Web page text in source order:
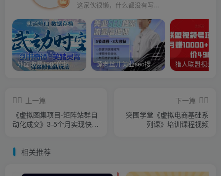
这家伙很懒，什么都没有写...
外面收费1980的抖音武动时空直播项目，无需真人出镜，实时互动直播【软件+详细教程】 薛老丝儿美业seo搜索流量落地课，一周暴涨20w粉丝，全干货讲解
上一篇
《虚拟图集项目-矩阵站群自
动化成交》3-5个月实现快速
下一篇
突围学堂《虚拟电商基础系
列课》培训课程视频
相关推荐